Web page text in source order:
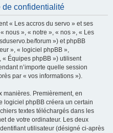
de confidentialité
« Les accros du servo » et ses
nous », « notre », « nos », « Les
forum ») et phpBB
», « logiciel phpBB »,
« Équipes phpBB ») utilisent
n’importe quelle session
par « vos informations »).
manières. Premièrement, en
logiciel phpBB créera un certain
textes téléchargés dans les
de votre ordinateur. Les deux
utilisateur (désigné ci-après